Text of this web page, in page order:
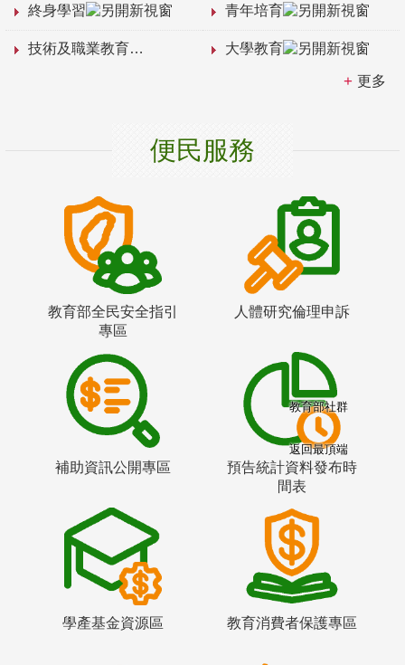
終身學習 青年培育
技術及職業教育 大學教育
更多
便民服務
教育部全民安全指引
專區
人體研究倫理申訴
補助資訊公開專區
預告統計資料發布時
間表
學產基金資源區 教育消費者保護專區
教育部社群
返回最頂端